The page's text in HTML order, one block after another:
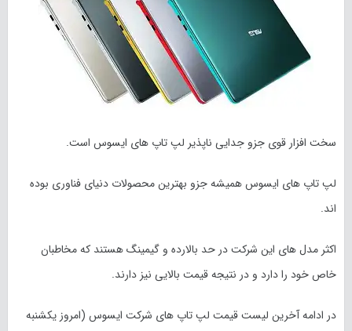
سخت افزار قوی جزو جدایی ناپذیر لپ تاپ های ایسوس است.
لپ تاپ های ایسوس همیشه جزو بهترین محصولات دنیای فناوری بوده
اند.
اکثر مدل های این شرکت در حد بالارده و گیمینگ هستند که مخاطبان
خاص خود را دارد و در نتیجه قیمت بالایی نیز دارند.
در ادامه آخرین لیست قیمت لپ تاپ های شرکت ایسوس (امروز یکشنبه